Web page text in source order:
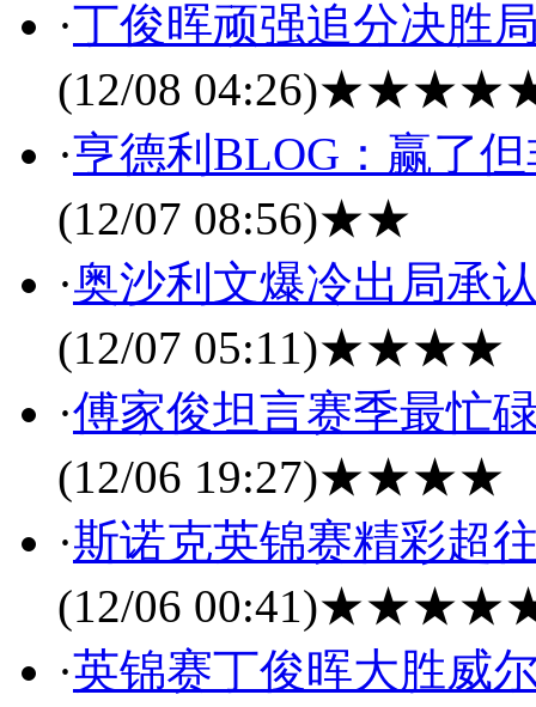
·丁俊晖顽强追分决胜
(12/08 04:26)
·亨德利BLOG：赢了
(12/07 08:56)★★
·奥沙利文爆冷出局承
(12/07 05:11)★★★★
·傅家俊坦言赛季最忙
(12/06 19:27)★★★★
·斯诺克英锦赛精彩超
(12/06 00:41)
·英锦赛丁俊晖大胜威